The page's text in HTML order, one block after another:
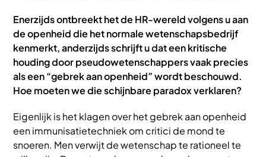
Enerzijds ontbreekt het de HR-wereld volgens u aan
de openheid die het normale wetenschapsbedrijf
kenmerkt, anderzijds schrijft u dat een kritische
houding door pseudowetenschappers vaak precies
als een “gebrek aan openheid” wordt beschouwd.
Hoe moeten we die schijnbare paradox verklaren?
Eigenlijk is het klagen over het gebrek aan openheid
een immunisatietechniek om critici de mond te
snoeren. Men verwijt de wetenschap te rationeel te